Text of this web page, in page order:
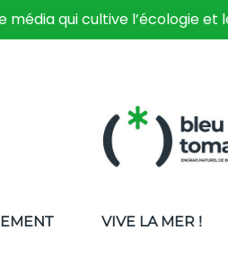
média qui cultive l’écologie
VIVE LA MER !